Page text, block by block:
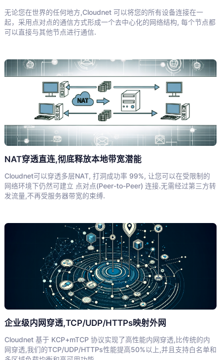
无论您在世界的任何地方,Cloudnet 可以将您的所有设备连接在一
起，采用点对点的通信方式形成一个去中心化的网络结构, 每个节点都
可以直接与其他节点进行通信.
NAT穿透直连,彻底释放本地带宽潜能
Cloudnet可以穿透多层NAT, 打洞成功率 99%, 让您可以在受限制的
网络环境下仍然可建立 点对点(Peer-to-Peer) 连接.无需经过第三方转
发流量,不再受服务器带宽的束缚.
企业级内网穿透,TCP/UDP/HTTPs映射外网
Cloudnet 基于 KCP+mTCP 协议实现了高性能内网穿透,比传统的内
网穿透,我们的TCP/UDP/HTTPs性能提高50%以上,并且支持白名单和